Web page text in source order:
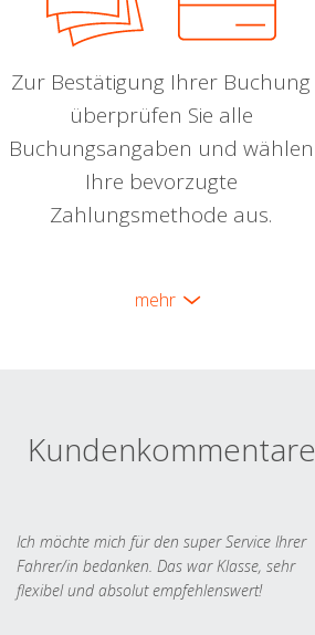
Zur Bestätigung Ihrer Buchung
überprüfen Sie alle
Buchungsangaben und wählen
Ihre bevorzugte
Zahlungsmethode aus.
mehr
Kundenkommentare
Ich möchte mich für den super Service Ihrer
Fahrer/in bedanken. Das war Klasse, sehr
flexibel und absolut empfehlenswert!